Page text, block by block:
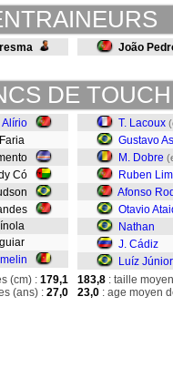
João
DE
Alírio
Có
T. Lacoux
Gustavo
M. Dobre
Ruben
Afonso
Otavio
Nathan
J. Cádiz
Luíz Júnior
(cm) : 179,1
(ans) : 27,0
183,8 : taille
23,0 : age moyen